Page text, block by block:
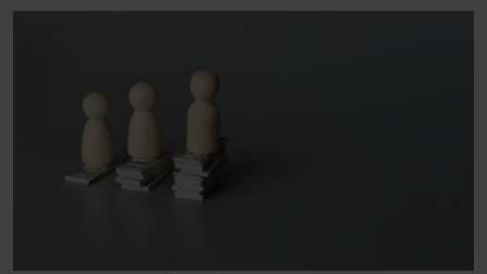
las que sean indispensables para la navegación.